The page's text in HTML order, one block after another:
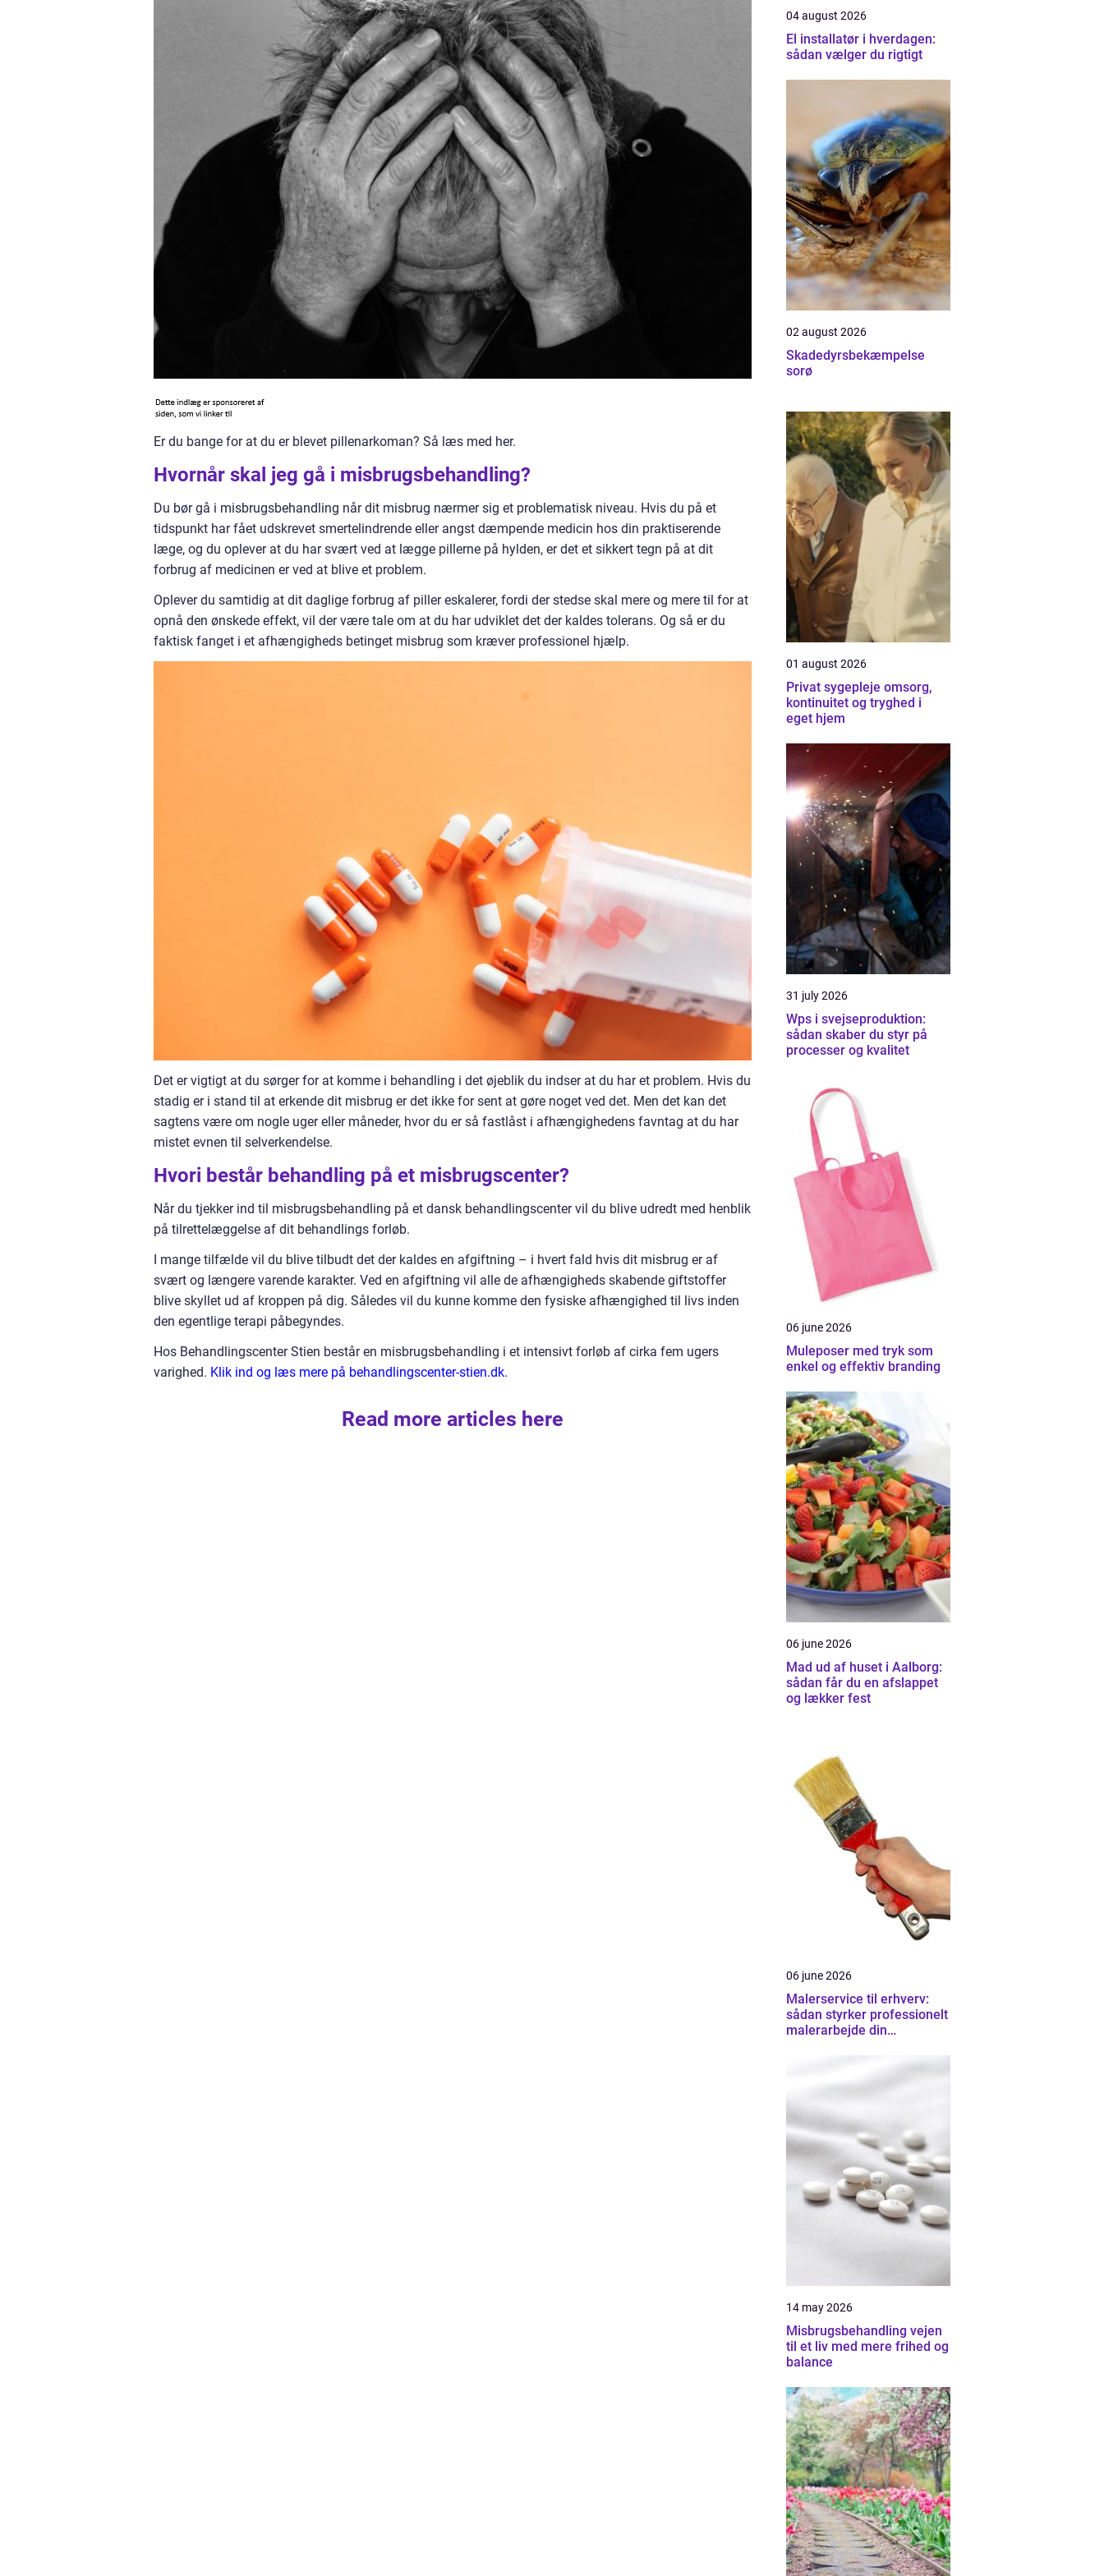
Er du bange for at du er blevet pillenarkoman? Så læs med her.
Hvornår skal jeg gå i misbrugsbehandling?
Du bør gå i misbrugsbehandling når dit misbrug nærmer sig et problematisk niveau. Hvis du på et
tidspunkt har fået udskrevet smertelindrende eller angst dæmpende medicin hos din praktiserende
læge, og du oplever at du har svært ved at lægge pillerne på hylden, er det et sikkert tegn på at dit
forbrug af medicinen er ved at blive et problem.
Oplever du samtidig at dit daglige forbrug af piller eskalerer, fordi der stedse skal mere og mere til for at
opnå den ønskede effekt, vil der være tale om at du har udviklet det der kaldes tolerans. Og så er du
faktisk fanget i et afhængigheds betinget misbrug som kræver professionel hjælp.
Det er vigtigt at du sørger for at komme i behandling i det øjeblik du indser at du har et problem. Hvis du
stadig er i stand til at erkende dit misbrug er det ikke for sent at gøre noget ved det. Men det kan det
sagtens være om nogle uger eller måneder, hvor du er så fastlåst i afhængighedens favntag at du har
mistet evnen til selverkendelse.
Hvori består behandling på et misbrugscenter?
Når du tjekker ind til misbrugsbehandling på et dansk behandlingscenter vil du blive udredt med henblik
på tilrettelæggelse af dit behandlings forløb.
I mange tilfælde vil du blive tilbudt det der kaldes en afgiftning – i hvert fald hvis dit misbrug er af
svært og længere varende karakter. Ved en afgiftning vil alle de afhængigheds skabende giftstoffer
blive skyllet ud af kroppen på dig. Således vil du kunne komme den fysiske afhængighed til livs inden
den egentlige terapi påbegyndes.
Hos Behandlingscenter Stien består en misbrugsbehandling i et intensivt forløb af cirka fem ugers
varighed. Klik ind og læs mere på behandlingscenter-stien.dk.
Read more articles here
04 august 2026
El installatør i hverdagen:
sådan vælger du rigtigt
02 august 2026
Skadedyrsbekæmpelse
sorø
01 august 2026
Privat sygepleje omsorg,
kontinuitet og tryghed i
eget hjem
31 july 2026
Wps i svejseproduktion:
sådan skaber du styr på
processer og kvalitet
06 june 2026
Muleposer med tryk som
enkel og effektiv branding
06 june 2026
Mad ud af huset i Aalborg:
sådan får du en afslappet
og lækker fest
06 june 2026
Malerservice til erhverv:
sådan styrker professionelt
malerarbejde din
14 may 2026
Misbrugsbehandling vejen
til et liv med mere frihed og
balance